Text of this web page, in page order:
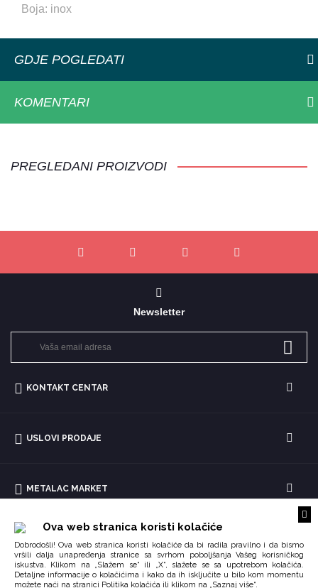
Ova web stranica koristi kolačiće
Dobrodošli! Ova web stranica koristi kolačiće da bi radila pravilno i da bismo
vršili dalja unapređenja stranice sa svrhom poboljšanja Vašeg korisničkog
iskustva. Klikom na „Slažem se“ ili „X“, slažete se sa upotrebom kolačića.
Detaljne informacije o kolačićima i kako da ih isključite u bilo kom momentu
možete naći na stranici Politika kolačića ili klikom na „Saznaj više“.
Boja: inox
GDJE POGLEDATI
KOMENTARI
PREGLEDANI PROIZVODI
Newsletter
KONTAKT CENTAR
USLOVI PRODAJE
METALAC MARKET